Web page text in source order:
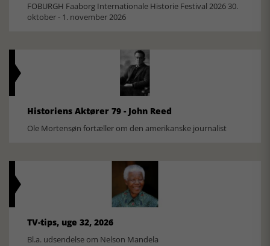
FOBURGH Faaborg Internationale Historie Festival 2026 30.
oktober - 1. november 2026
Historiens Aktører 79 - John Reed
Ole Mortensøn fortæller om den amerikanske journalist
TV-tips, uge 32, 2026
Bl.a. udsendelse om Nelson Mandela